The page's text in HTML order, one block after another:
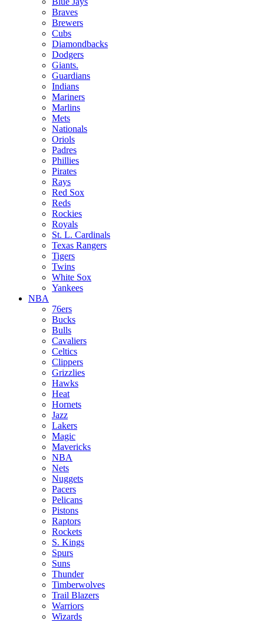
Braves
Brewers
Cubs
Diamondbacks
Dodgers
Giants.
Guardians
Indians
Mariners
Marlins
Mets
Nationals
Oriols
Padres
Phillies
Pirates
Rays
Red Sox
Reds
Rockies
Royals
St. L. Cardinals
Texas Rangers
Tigers
Twins
White Sox
Yankees
NBA
76ers
Bucks
Bulls
Cavaliers
Celtics
Clippers
Grizzlies
Hawks
Heat
Hornets
Jazz
Lakers
Magic
Mavericks
NBA
Nets
Nuggets
Pacers
Pelicans
Pistons
Raptors
Rockets
S. Kings
Spurs
Suns
Thunder
Timberwolves
Trail Blazers
Warriors
Wizards